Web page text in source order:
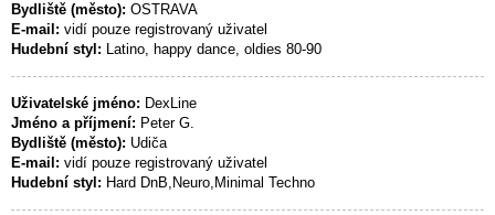
Bydliště (město): OSTRAVA
E-mail: vidí pouze registrovaný uživatel
Hudební styl: Latino, happy dance, oldies 80-90
Uživatelské jméno: DexLine
Jméno a příjmení: Peter G.
Bydliště (město): Udiča
E-mail: vidí pouze registrovaný uživatel
Hudební styl: Hard DnB,Neuro,Minimal Techno